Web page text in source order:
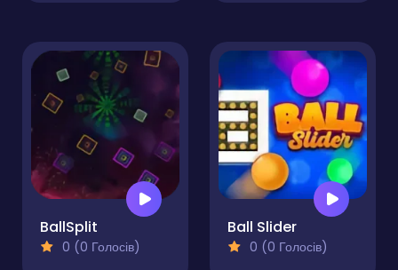
BallSplit
0 (0 Голосів)
Ball Slider
0 (0 Голосів)